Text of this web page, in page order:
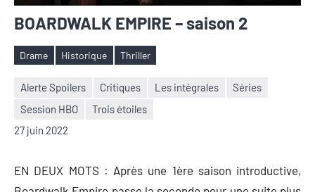
BOARDWALK EMPIRE – saison 2
Étiquettes
Drame Historique Thriller
Alerte Spoilers Critiques Les intégrales
Séries
Session HBO
Trois étoiles
27 juin 2022
Nicolas
Auger
Aucun
commentaire
EN DEUX MOTS : Après une 1ère saison introductive,